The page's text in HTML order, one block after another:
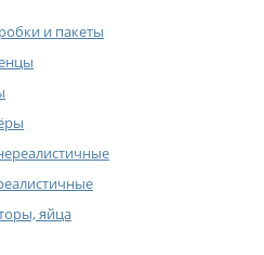
и пакеты
яйца